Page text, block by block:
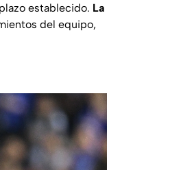
establecido. La
del equipo,